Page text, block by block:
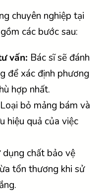
chuyên nghiệp tại
các bước sau:
vấn: Bác sĩ sẽ đánh
để xác định phương
hợp nhất.
Loại bỏ mảng bám và
hiệu quả của việc
dụng chất bảo vệ
tổn thương khi sử